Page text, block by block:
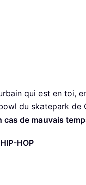
qui est en toi,
du skatepark de
de mauvais
HOP